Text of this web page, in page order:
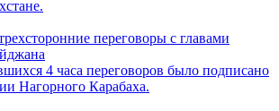
переговоры с главами
4 часа переговоров было подписано
Нагорного Карабаха.